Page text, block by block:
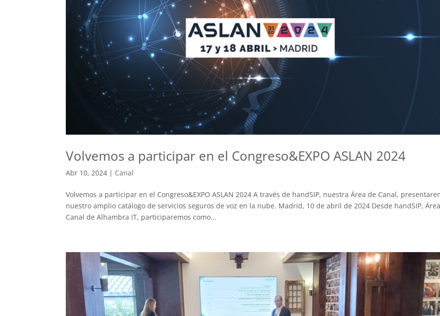
Volvemos a participar en el Congreso&EXPO ASLAN 2024
Abr 10, 2024 | Canal
Volvemos a participar en el Congreso&EXPO ASLAN 2024 A través de handSIP, nuestra Área de Canal,
nuestro amplio catálogo de servicios seguros de voz en la nube. Madrid, 10 de abril de 2024 Desde handSIP,
Canal de Alhambra IT, participaremos como...